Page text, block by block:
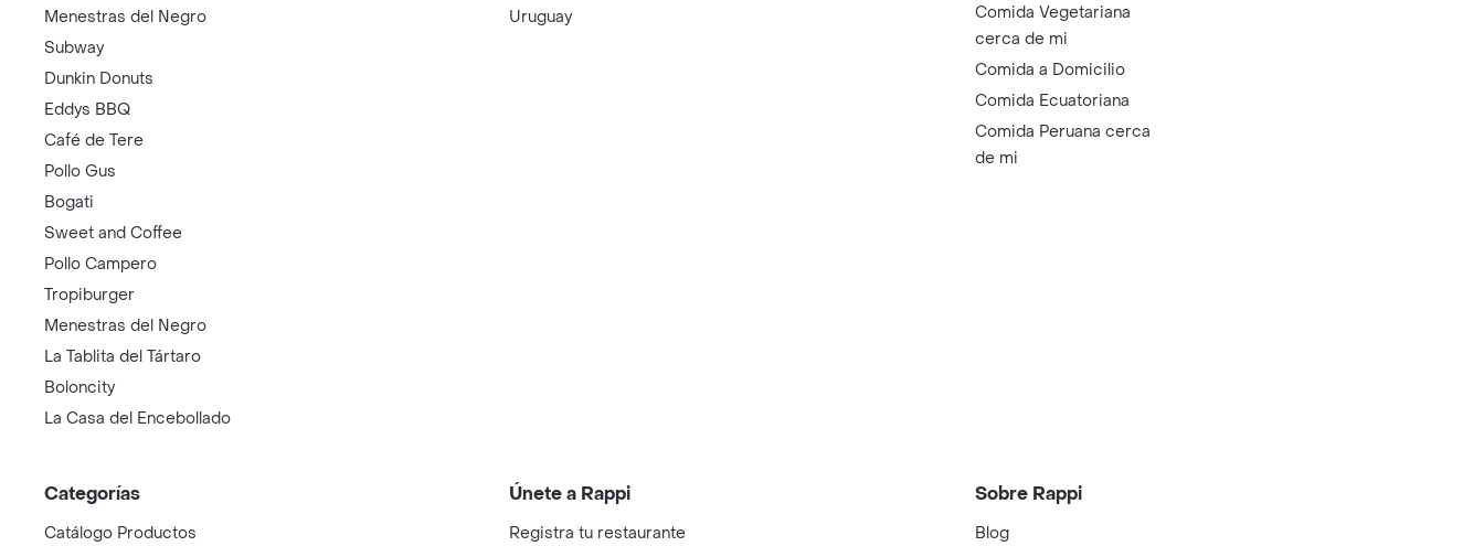
Menestras del Negro
Subway
Dunkin Donuts
Eddys BBQ
Café de Tere
Pollo Gus
Bogati
Sweet and Coffee
Pollo Campero
Tropiburger
Menestras del Negro
La Tablita del Tártaro
Boloncity
La Casa del Encebollado
Uruguay
Comida Vegetariana
cerca de mi
Comida a Domicilio
Comida Ecuatoriana
Comida Peruana cerca
de mi
Categorías
Catálogo Productos
Únete a Rappi
Registra tu restaurante
Sobre Rappi
Blog